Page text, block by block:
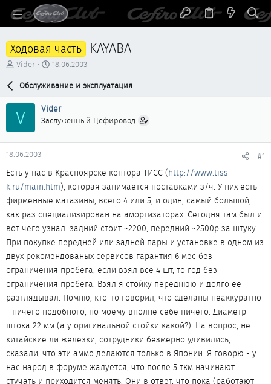
Ходовая часть KAYABA
А
р
т
м
ы
Vider
Д
т
н
а
а
18.06.2003
Обслуживание и эксплуатация
V Vider
Заслуженный Цефировод
18.06.2003 #1
Есть у нас в Красноярске контора ТИСС (http://www.tiss-
k.ru/main.htm), которая занимается поставками з/ч. У них есть
фирменные магазины, всего 4 или 5, и один, самый большой,
как раз специализирован на амортизаторах. Сегодня там был и
вот чего узнал: задний стоит ~2200, передний ~2500р за штуку.
При покупке передней или задней пары и установке в одном из
двух рекомендованых сервисов гарантия 6 мес без
ограничения пробега, если взял все 4 шт, то год без
ограничения пробега. Взял я стойку переднюю и долго ее
разглядывал. Помню, кто-то говорил, что сделаны неаккуратно
- ничего подобного, по моему вполне себе ничего. Диаметр
штока 22 мм (а у оригинальной стойки какой?). На вопрос, не
китайские ли железки, сотрудники безмерно удивились,
сказали, что эти аммо делаются только в Японии. Я говорю - у
нас народ в форуме жалуется, что после 5 ткм начинают
стучать и приходится менять. Они в ответ, что пока (работают